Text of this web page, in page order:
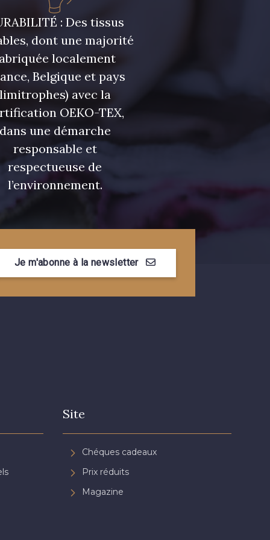
: Des tissus
dont une majorité
localement
Belgique et pays
avec la
OEKO-TEX,
une démarche
responsable et
respectueuse de
l’environnement.
Je m'abonne à la newsletter
Site
Chéques cadeaux
Prix réduits
Magazine